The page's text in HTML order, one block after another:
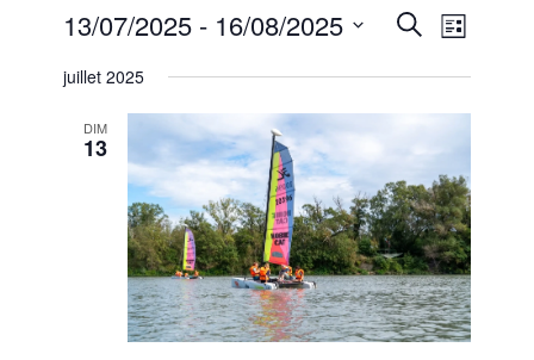
de
vues
Recherche
de
vues
Liste
13/07/2025 - 16/08/2025
une
juillet 2025
DIM
13